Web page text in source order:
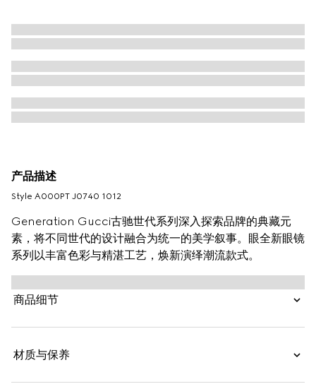
产品描述
Style ‎A000PT J0740 1012
Generation Gucci古驰世代系列深入探索品牌的典藏元
素，将不同世代的设计融合为统一的美学叙事。眼全新眼镜
系列以丰富色彩与精湛工艺，焕新演绎潮流款式。
商品细节
材质与保养